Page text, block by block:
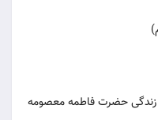
زندگى حضرت فاطمه معصومه